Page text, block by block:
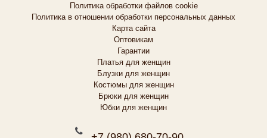
Политика обработки файлов cookie
Политика в отношении обработки персональных данных
Карта сайта
Оптовикам
Гарантии
Платья для женщин
Блузки для женщин
Костюмы для женщин
Брюки для женщин
Юбки для женщин